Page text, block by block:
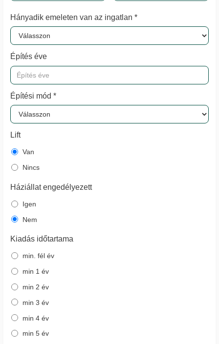
Hányadik emeleten van az ingatlan *
Építés éve
Építési mód *
Lift
Van
Nincs
Háziállat engedélyezett
Igen
Nem
Kiadás időtartama
min. fél év
min 1 év
min 2 év
min 3 év
min 4 év
min 5 év